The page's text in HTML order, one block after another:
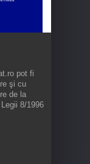
pot fi
şi cu
de la
8/1996